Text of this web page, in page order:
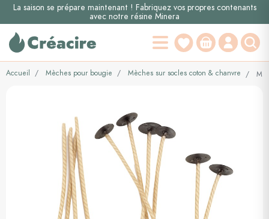
La saison se prépare maintenant ! Fabriquez vos propres contenants
avec notre résine Minera
Accueil Mèches pour bougie Mèches sur socles coton & chanvre